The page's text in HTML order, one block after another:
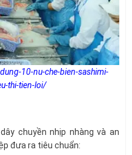
10-nu-che-bien-sashimi-
thi-tien-loi/
chuyền nhịp nhàng và an
đưa ra tiêu chuẩn: